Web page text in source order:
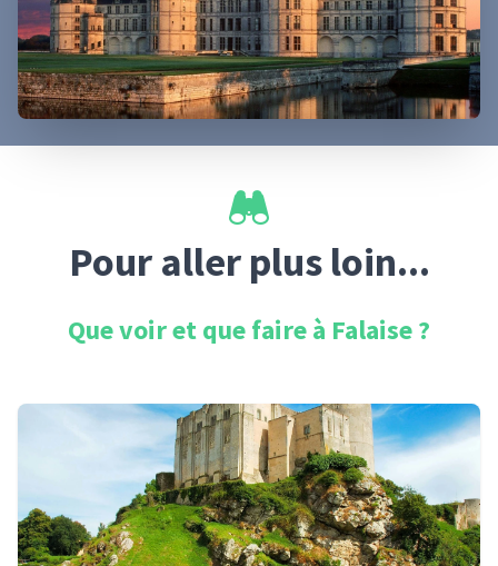
Pour aller plus loin...
Que voir et que faire à Falaise?